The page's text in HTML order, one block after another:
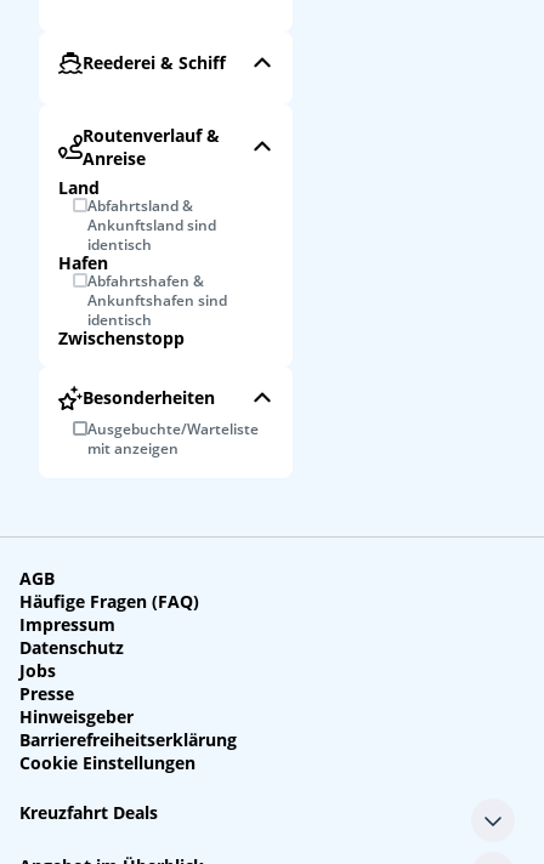
Reederei & Schiff
Routenverlauf &
Anreise
Land
Abfahrtsland &
Ankunftsland sind
identisch
Hafen
Abfahrtshafen &
Ankunftshafen sind
identisch
Zwischenstopp
Besonderheiten
Ausgebuchte/Warteliste
mit anzeigen
AGB
Häufige Fragen (FAQ)
Impressum
Datenschutz
Jobs
Presse
Hinweisgeber
Barrierefreiheitserklärung
Cookie Einstellungen
Kreuzfahrt Deals
Single-Kreuzfahrten